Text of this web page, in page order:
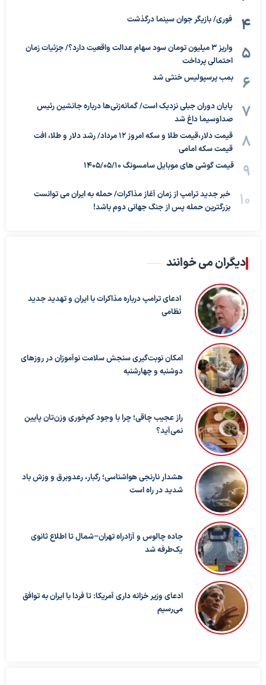
فوری/ بازیگر جوان سینما درگذشت
واریز ۳ میلیون تومان سود سهام عدالت واقعیت دارد؟/ جزئیات زمان
احتمالی پرداخت
بمب پرسپولیس خنثی شد
پایان دوران جبلی نزدیک است/ گمانه‌زنی‌ها درباره جانشین رئیس
صداوسیما داغ شد
قیمت دلار،قیمت طلا و سکه امروز ۱۲ مرداد/ رشد دلار و طلا، افت
قیمت سکه امامی
قیمت گوشی های موبایل سامسونگ 1405/05/10
خبر جدید ترامپ از زمان آغاز مذاکرات/ حمله به ایران می توانست
بزرگترین حمله پس از جنگ جهانی دوم باشد!
دیگران می خوانند
ادعای ترامپ درباره مذاکرات با ایران و تهدید جدید
نظامی
امکان نوبت‌گیری سنجش سلامت نوآموزان در روزهای
دوشنبه و چهارشنبه
راز عجیب چاقی؛ چرا با وجود کم‌خوری وزن‌تان پایین
نمی‌آید؟
هشدار نارنجی هواشناسی؛ رگبار، رعدوبرق و وزش باد
شدید در راه است
جاده چالوس و آزادراه تهران–شمال تا اطلاع ثانوی
یک‌طرفه شد
ادعای وزیر خزانه داری آمریکا: تا فردا با ایران به توافق
می‌رسیم